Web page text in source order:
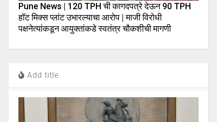
Pune News | 120 TPH ची कागदपत्रे देऊन 90 TPH
हॉट मिक्स प्लांट उभारल्याचा आरोप | माजी विरोधी
पक्षनेत्यांकडून आयुक्तांकडे स्वतंत्र चौकशीची मागणी
Add title